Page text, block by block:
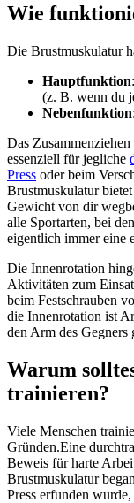
Wie
Die Brustmuskulatur
Hauptfunktion
(z. B. wenn du
Nebenfunktion
Das
essenziell für jegliche
Press oder beim
Brustmuskulatur
Gewicht von dir
alle Sportarten, bei
eigentlich immer eine
Die Innenrotation
Aktivitäten zum
beim Festschrauben
die Innenrotation ist
den Arm des Gegners
Warum
trainieren?
Viele Menschen
Gründen.Eine
Beweis für harte
Brustmuskulatur
Press erfunden